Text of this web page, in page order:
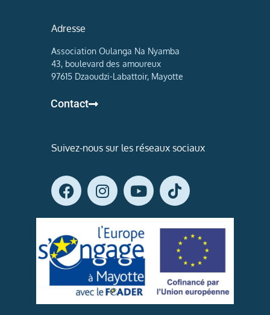
Suivez-nous sur les réseaux sociaux
Adresse
Association Oulanga Na Nyamba
43, boulevard des amoureux
97615 Dzaoudzi-Labattoir, Mayotte
Contact